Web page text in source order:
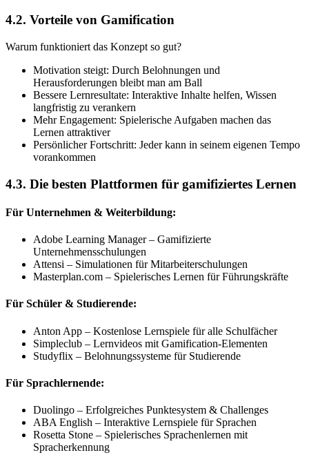
4.2. Vorteile von Gamification
Warum funktioniert das Konzept so gut?
Motivation steigt: Durch Belohnungen und
Herausforderungen bleibt man am Ball
Bessere Lernresultate: Interaktive Inhalte helfen, Wissen
langfristig zu verankern
Mehr Engagement: Spielerische Aufgaben machen das
Lernen attraktiver
Persönlicher Fortschritt: Jeder kann in seinem eigenen Tempo
vorankommen
4.3. Die besten Plattformen für gamifiziertes Lernen
Für Unternehmen & Weiterbildung:
Adobe Learning Manager – Gamifizierte
Unternehmensschulungen
Attensi – Simulationen für Mitarbeiterschulungen
Masterplan.com – Spielerisches Lernen für Führungskräfte
Für Schüler & Studierende:
Anton App – Kostenlose Lernspiele für alle Schulfächer
Simpleclub – Lernvideos mit Gamification-Elementen
Studyflix – Belohnungssysteme für Studierende
Für Sprachlernende:
Duolingo – Erfolgreiches Punktesystem & Challenges
ABA English – Interaktive Lernspiele für Sprachen
Rosetta Stone – Spielerisches Sprachenlernen mit
Spracherkennung